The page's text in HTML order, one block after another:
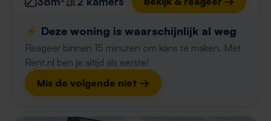
⚡️ Deze woning is waarschijnlijk al weg
Reageer binnen 15 minuten om kans te maken. Met
Rent.nl ben je altijd als eerste!
Mis de volgende niet →